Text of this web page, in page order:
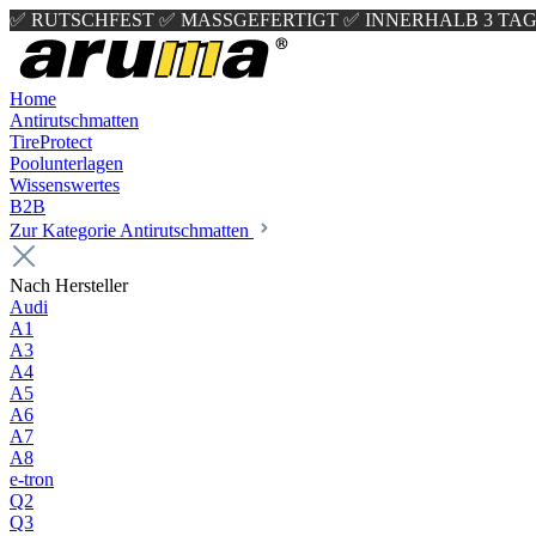
✅ RUTSCHFEST ✅ MASSGEFERTIGT ✅ INNERHALB 3
Home
Antirutschmatten
TireProtect
Poolunterlagen
Wissenswertes
B2B
Zur Kategorie Antirutschmatten
Nach Hersteller
Audi
A1
A3
A4
A5
A6
A7
A8
e-tron
Q2
Q3